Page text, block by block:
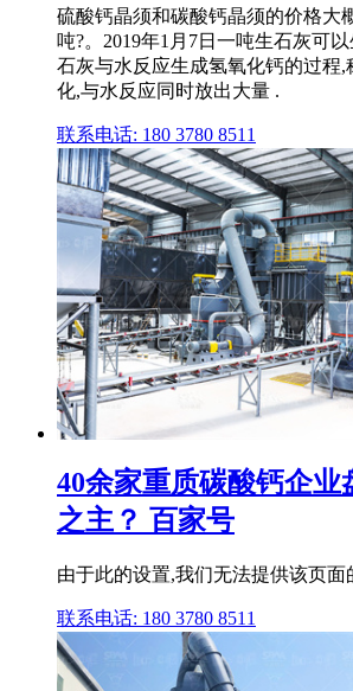
硫酸钙晶须和碳酸钙晶须的价格大
吨?。2019年1月7日一吨生石灰可
石灰与水反应生成氢氧化钙的过程,
化,与水反应同时放出大量 .
联系电话: 180 3780 8511
40余家重质碳酸钙企业
之主？ 百家号
由于此的设置,我们无法提供该页面
联系电话: 180 3780 8511